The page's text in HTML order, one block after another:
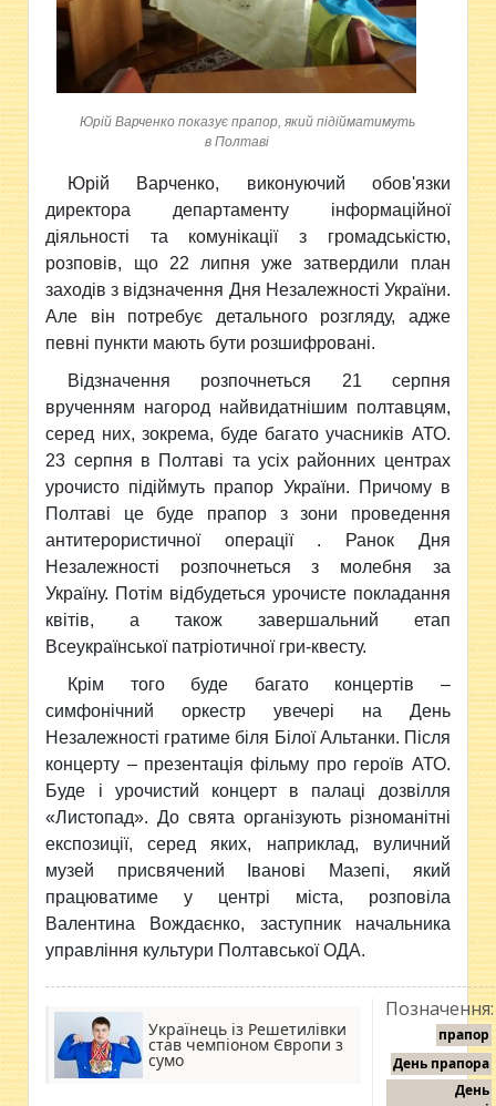
Юрій Варченко показує прапор, який підійматимуть
в Полтаві
Юрій Варченко, виконуючий обов'язки
директора департаменту інформаційної
діяльності та комунікації з громадськістю,
розповів, що 22 липня уже затвердили план
заходів з відзначення Дня Незалежності України.
Але він потребує детального розгляду, адже
певні пункти мають бути розшифровані.
Відзначення розпочнеться 21 серпня
врученням нагород найвидатнішим полтавцям,
серед них, зокрема, буде багато учасників АТО.
23 серпня в Полтаві та усіх районних центрах
урочисто підіймуть прапор України. Причому в
Полтаві це буде прапор з зони проведення
антитерористичної операції . Ранок Дня
Незалежності розпочнеться з молебня за
Україну. Потім відбудеться урочисте покладання
квітів, а також завершальний етап
Всеукраїнської патріотичної гри-квесту.
Крім того буде багато концертів –
симфонічний оркестр увечері на День
Незалежності гратиме біля Білої Альтанки. Після
концерту – презентація фільму про героїв АТО.
Буде і урочистий концерт в палаці дозвілля
«Листопад». До свята організують різноманітні
експозиції, серед яких, наприклад, вуличний
музей присвячений Іванові Мазепі, який
працюватиме у центрі міста, розповіла
Валентина Вождаєнко, заступник начальника
управління культури Полтавської ОДА.
Українець із Решетилівки
став чемпіоном Європи з
сумо
Позначення:
прапор
День прапора
День